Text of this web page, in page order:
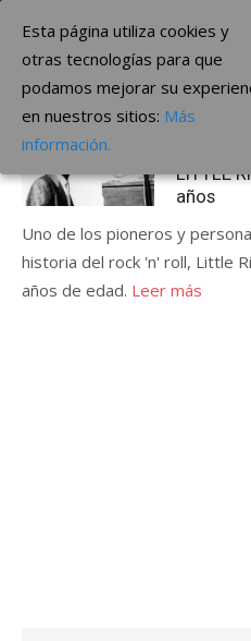
contenido
The Borderline Music
Etiqueta:LITTLE RICHARD
LITTLE
años
Uno de los pioneros y
historia del rock 'n' roll, Little
años de edad. Leer más
Esta página utiliza cookies y
otras tecnologías para que
podamos mejorar su
en nuestros sitios: Más
información.